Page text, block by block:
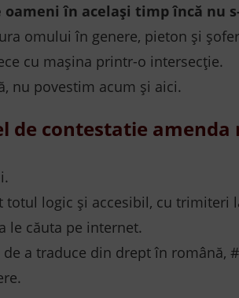
în același timp încă nu
omului în genere, pieton și
cu mașina printr-o intersecție.
nu povestim acum și aici.
de contestatie
totul logic și accesibil, cu trimiteri
le căuta pe internet.
a traduce din drept în română,